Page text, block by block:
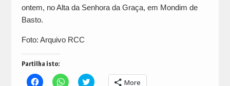
ontem, no Alta da Senhora da Graça, em Mondim de
Basto.
Foto: Arquivo RCC
Partilha isto:
Click Click Click More